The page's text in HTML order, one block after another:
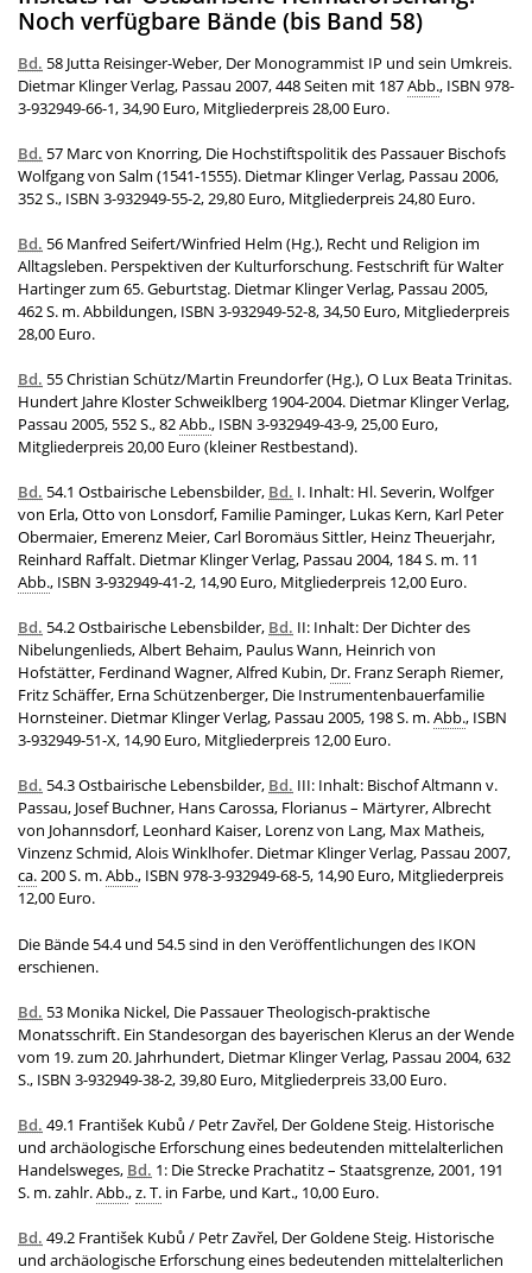
Noch verfügbare Bände (bis Band 58)
Bd. 58 Jutta Reisinger-Weber, Der Monogrammist IP und sein Umkreis.
Dietmar Klinger Verlag, Passau 2007, 448 Seiten mit 187Abb., ISBN 978-
3-932949-66-1, 34,90 Euro, Mitgliederpreis 28,00 Euro.
Bd. 57 Marc von Knorring, Die Hochstiftspolitik des Passauer Bischofs
Wolfgang von Salm (1541-1555). Dietmar Klinger Verlag, Passau 2006,
352 S., ISBN 3-932949-55-2, 29,80 Euro, Mitgliederpreis 24,80 Euro.
Bd. 56 Manfred Seifert/Winfried Helm (Hg.), Recht und Religion im
Alltagsleben. Perspektiven der Kulturforschung. Festschrift für Walter
Hartinger zum 65. Geburtstag. Dietmar Klinger Verlag, Passau 2005,
462 S. m. Abbildungen, ISBN 3-932949-52-8, 34,50 Euro, Mitgliederpreis
28,00 Euro.
Bd. 55 Christian Schütz/Martin Freundorfer (Hg.), O Lux Beata Trinitas.
Hundert Jahre Kloster Schweiklberg 1904-2004. Dietmar Klinger Verlag,
Passau 2005, 552 S., 82Abb., ISBN 3-932949-43-9, 25,00 Euro,
Mitgliederpreis 20,00 Euro (kleiner Restbestand).
Bd. 54.1 Ostbairische Lebensbilder, Bd. I. Inhalt: Hl. Severin, Wolfger
von Erla, Otto von Lonsdorf, Familie Paminger, Lukas Kern, Karl Peter
Obermaier, Emerenz Meier, Carl Boromäus Sittler, Heinz Theuerjahr,
Reinhard Raffalt. Dietmar Klinger Verlag, Passau 2004, 184 S. m. 11
Abb., ISBN 3-932949-41-2, 14,90 Euro, Mitgliederpreis 12,00 Euro.
Bd. 54.2 Ostbairische Lebensbilder, Bd. II: Inhalt: Der Dichter des
Nibelungenlieds, Albert Behaim, Paulus Wann, Heinrich von
Hofstätter, Ferdinand Wagner, Alfred Kubin, Dr. Franz Seraph Riemer,
Fritz Schäffer, Erna Schützenberger, Die Instrumentenbauerfamilie
Hornsteiner. Dietmar Klinger Verlag, Passau 2005, 198 S. m.Abb., ISBN
3-932949-51-X, 14,90 Euro, Mitgliederpreis 12,00 Euro.
Bd. 54.3 Ostbairische Lebensbilder, Bd. III: Inhalt: Bischof Altmann v.
Passau, Josef Buchner, Hans Carossa, Florianus – Märtyrer, Albrecht
von Johannsdorf, Leonhard Kaiser, Lorenz von Lang, Max Matheis,
Vinzenz Schmid, Alois Winklhofer. Dietmar Klinger Verlag, Passau 2007,
ca.200 S. m.Abb., ISBN 978-3-932949-68-5, 14,90 Euro, Mitgliederpreis
12,00 Euro.
Die Bände 54.4 und 54.5 sind in den Veröffentlichungen des IKON
erschienen.
Bd. 53 Monika Nickel, Die Passauer Theologisch-praktische
Monatsschrift. Ein Standesorgan des bayerischen Klerus an der Wende
vom 19. zum 20. Jahrhundert, Dietmar Klinger Verlag, Passau 2004, 632
S., ISBN 3-932949-38-2, 39,80 Euro, Mitgliederpreis 33,00 Euro.
Bd. 49.1 František Kubů / Petr Zavřel, Der Goldene Steig. Historische
und archäologische Erforschung eines bedeutenden mittelalterlichen
Handelsweges, Bd. 1: Die Strecke Prachatitz – Staatsgrenze, 2001, 191
S. m. zahlr.Abb.,z. T. in Farbe, und Kart., 10,00 Euro.
Bd. 49.2 František Kubů / Petr Zavřel, Der Goldene Steig. Historische
und archäologische Erforschung eines bedeutenden mittelalterlichen